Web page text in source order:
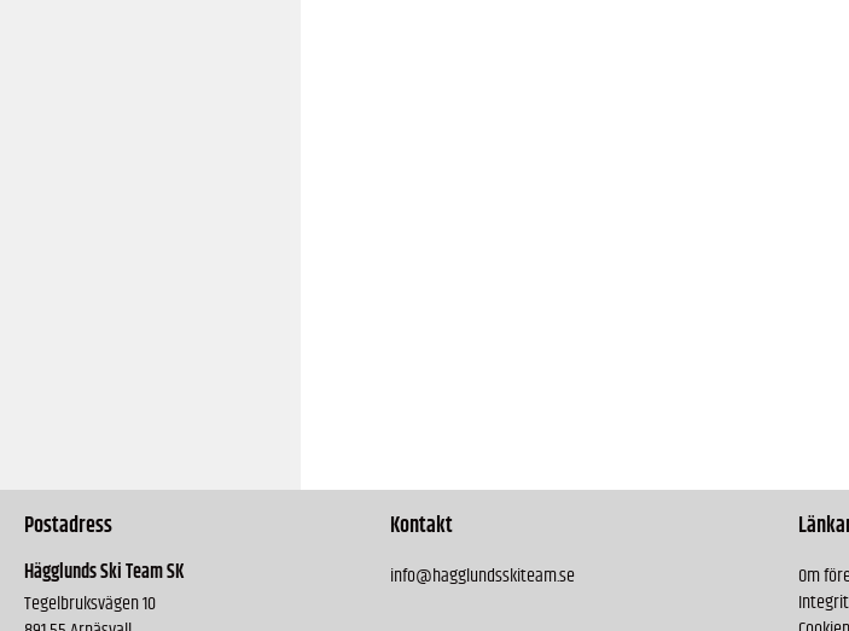
Postadress
Hägglunds Ski Team SK
Tegelbruksvägen 10
Kontakt
info@hagglundsskiteam.se
Om